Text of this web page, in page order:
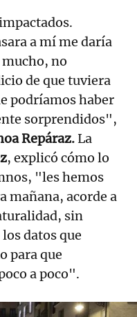
a mí me daría
no
de que tuviera
podríamos haber
sorprendidos",
Repáraz.La
, explicó cómo lo
"les hemos
mañana, acorde a
sin
datos que
para que
a poco".